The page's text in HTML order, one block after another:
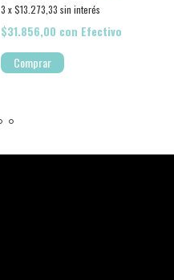
3 x$13.273,33 sin interés
$31.856,00 con Efectivo